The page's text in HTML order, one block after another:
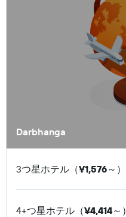
Darbhanga
3つ星ホテル（¥1,576​～）
4+つ星ホテル（¥4,414​～）